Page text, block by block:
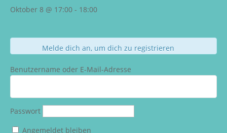
Oktober 8 @ 17:00 - 18:00
Melde dich an, um dich zu registrieren
Benutzername oder E-Mail-Adresse
Passwort
Angemeldet bleiben